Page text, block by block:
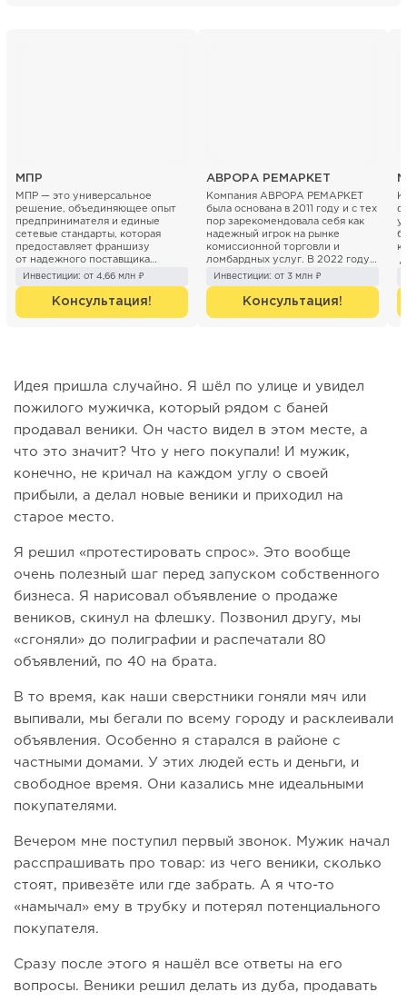
МПР
МПР — это универсальное
решение, объединяющее опыт
предпринимателя и единые
сетевые стандарты, которая
предоставляет франшизу
от надежного поставщика
товаров в категории non-...
Инвестиции: от 4,66 млн ₽
Консультация!
АВРОРА РЕМАРКЕТ
Компания АВРОРА РЕМАРКЕТ
была основана в 2011 году и с тех
пор зарекомендовала себя как
надежный игрок на рынке
комиссионной торговли и
ломбардных услуг. В 2022 году
был запущен франчайзинговый
проект...
Инвестиции: от 3 млн ₽
Консультация!
Идея пришла случайно. Я шёл по улице и увидел
пожилого мужичка, который рядом с баней
продавал веники. Он часто видел в этом месте, а
что это значит? Что у него покупали! И мужик,
конечно, не кричал на каждом углу о своей
прибыли, а делал новые веники и приходил на
старое место.
Я решил «протестировать спрос». Это вообще
очень полезный шаг перед запуском собственного
бизнеса. Я нарисовал объявление о продаже
веников, скинул на флешку. Позвонил другу, мы
«сгоняли» до полиграфии и распечатали 80
объявлений, по 40 на брата.
В то время, как наши сверстники гоняли мяч или
выпивали, мы бегали по всему городу и расклеивали
объявления. Особенно я старался в районе с
частными домами. У этих людей есть и деньги, и
свободное время. Они казались мне идеальными
покупателями.
Вечером мне поступил первый звонок. Мужик начал
расспрашивать про товар: из чего веники, сколько
стоят, привезёте или где забрать. А я что-то
«намычал» ему в трубку и потерял потенциального
покупателя.
Сразу после этого я нашёл все ответы на его
вопросы. Веники решил делать из дуба, продавать